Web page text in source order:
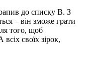
до списку В. З
– він зможе грати
того, щоб
своїх зірок,